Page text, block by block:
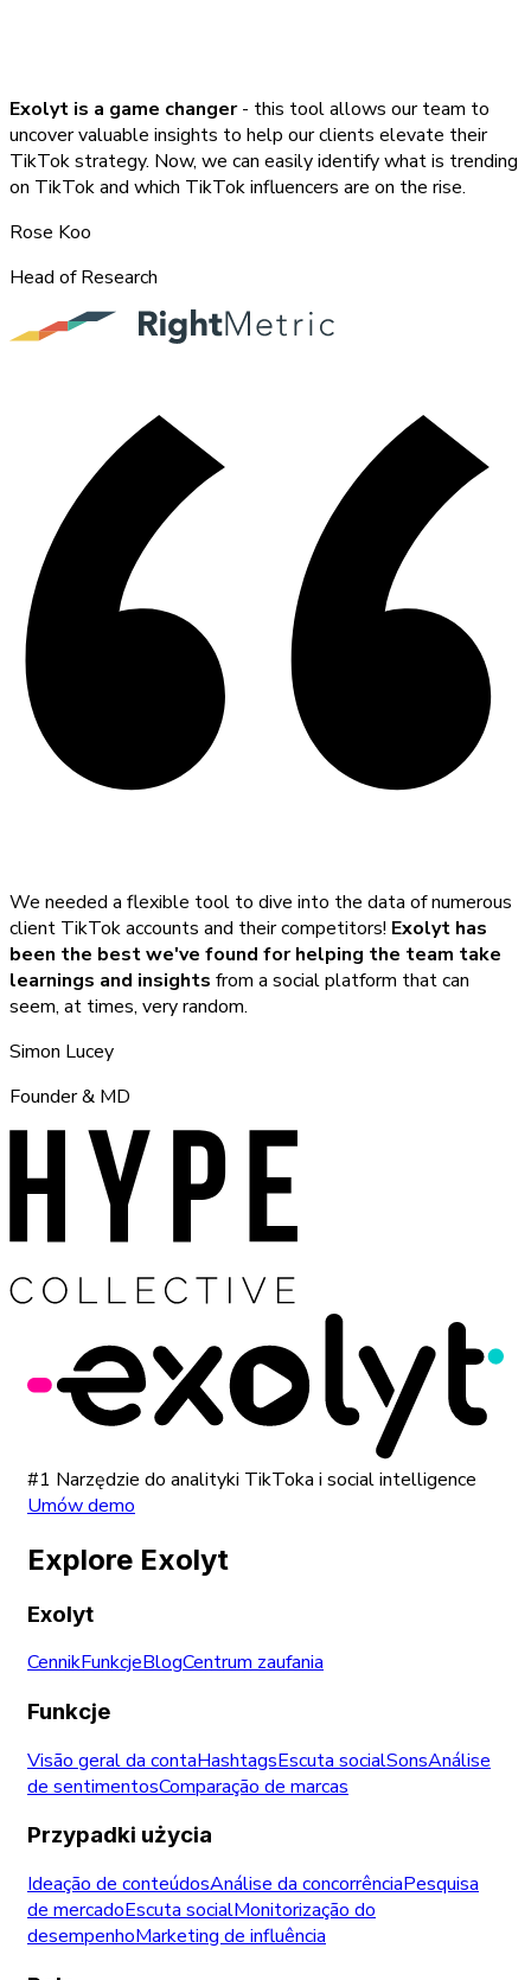
Exolyt is a game changer- this tool allows our team to
uncover valuable insights to help our clients elevate their
TikTok strategy. Now, we can easily identify what is trending
on TikTok and which TikTok influencers are on the rise.
Rose Koo
Head of Research
We needed a flexible tool to dive into the data of numerous
client TikTok accounts and their competitors! Exolyt has
been the best we've found for helping the team take
learnings and insights from a social platform that can
seem, at times, very random.
Simon Lucey
Founder & MD
#1 Narzędzie do analityki TikToka i social intelligence
Umów demo
Explore Exolyt
Exolyt
CennikFunkcjeBlogCentrum zaufania
Funkcje
Visão geral da contaHashtagsEscuta socialSonsAnálise
de sentimentosComparação de marcas
Przypadki użycia
Ideação de conteúdosAnálise da concorrênciaPesquisa
de mercadoEscuta socialMonitorização do
desempenhoMarketing de influência